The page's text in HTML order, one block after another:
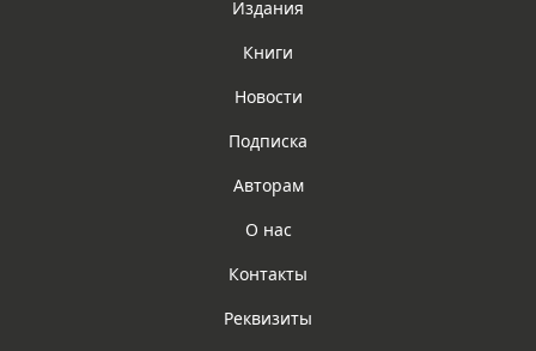
Издания
Книги
Новости
Подписка
Авторам
О нас
Контакты
Реквизиты